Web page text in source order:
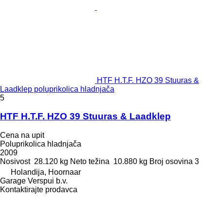
HTF H.T.F. HZO 39 Stuuras &
Laadklep poluprikolica hladnjača
5
HTF H.T.F. HZO 39 Stuuras & Laadklep
Cena na upit
Poluprikolica hladnjača
2009
Nosivost 28.120 kg Neto težina 10.880 kg Broj osovina 3
Holandija, Hoornaar
Garage Verspui b.v.
Kontaktirajte prodavca